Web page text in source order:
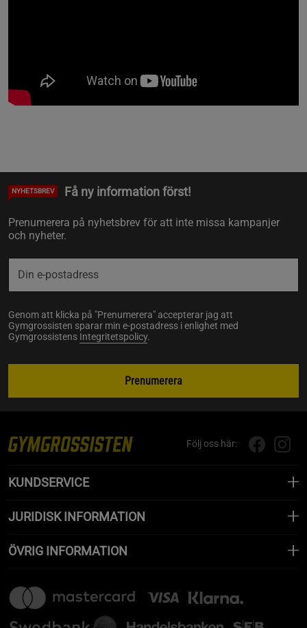
NYHETSBREV Få ny information först!
Prenumerera på nyhetsbrev för att inte missa kampanjer
och nyheter.
Genom att klicka på "Prenumerera" accepterar jag att
Gymgrossisten sparar min e-postadress i enlighet med
Gymgrossistens Integritetspolicy.
Prenumerera
Följ oss här:
KUNDSERVICE
JURIDISK INFORMATION
ÖVRIG INFORMATION